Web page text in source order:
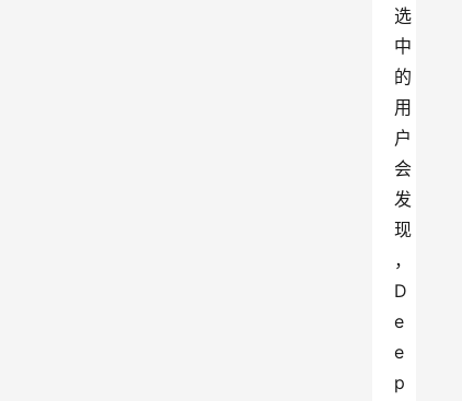
选
中
的
用
户
会
发
现
，
D
e
e
p